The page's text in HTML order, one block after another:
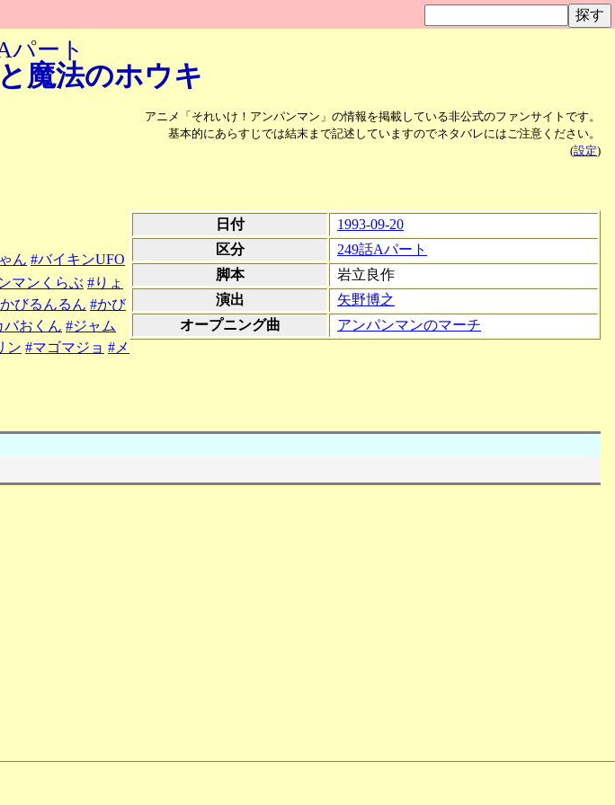
パート
魔法のホウキ
アニメ「それいけ！アンパンマン」の情報を掲載している非公式のファンサイトです。
基本的にあらすじでは結末まで記述していますのでネタバレにはご注意ください。
(設定)
日付
1993-09-20
区分
249話Aパート
脚本
岩立良作
演出
矢野博之
オープニング曲
アンパンマンのマーチ
ん #バイキンUFO
マンくらぶ #りょ
びるんるん #かび
バおくん #ジャム
ン #マゴマジョ #メ